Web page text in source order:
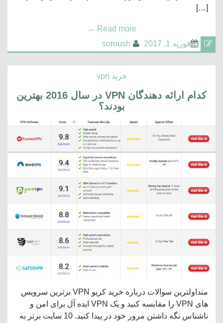
[…]
Read more
→
فوریه 1, 2017
soroush
خرید vpn
کدام ارائه دهندگان VPN در سال 2016 بهترین
بودند؟
متداولترین سوالات درباره خرید کریو VPN برترین سرویس
های VPN را مقایسه کنید و یک VPN ایده آل برای امن و
ناشناس نگه داشتن مرور خود در پیدا کنید. 10 سایت برتر به